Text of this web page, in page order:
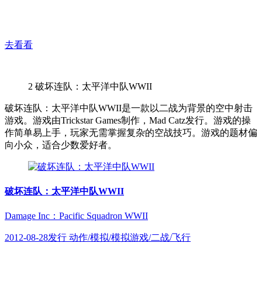
去看看
2 破坏连队：太平洋中队WWII
破坏连队：太平洋中队WWII是一款以二战为背景的空中射击
游戏。游戏由Trickstar Games制作，Mad Catz发行。游戏的操
作简单易上手，玩家无需掌握复杂的空战技巧。游戏的题材偏
向小众，适合少数爱好者。
破坏连队：太平洋中队WWII
Damage Inc：Pacific Squadron WWII
2012-08-28发行 动作/模拟/模拟游戏/二战/飞行